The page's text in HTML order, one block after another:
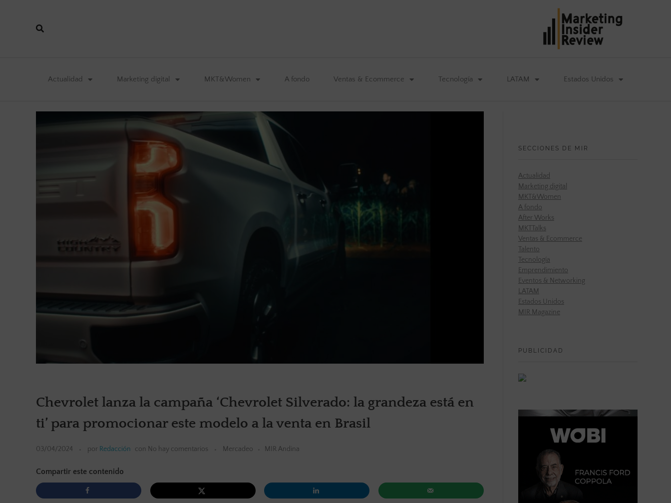
Actualidad Marketing digital MKT&Women A fondo Ventas & Ecommerce Tecnología LATAM Estados Unidos
Chevrolet lanza la campaña ‘Chevrolet Silverado: la grandeza está en
ti’ para promocionar este modelo a la venta en Brasil
03/04/2024 por Redacción con No hay comentarios Mercadeo MIR Andina
Compartir este contenido
SECCIONES DE MIR
Actualidad
Marketing digital
MKT&Women
A fondo
After Works
MKTTalks
Ventas & Ecommerce
Talento
Tecnología
Emprendimiento
Eventos & Networking
LATAM
Estados Unidos
MIR Magazine
PUBLICIDAD